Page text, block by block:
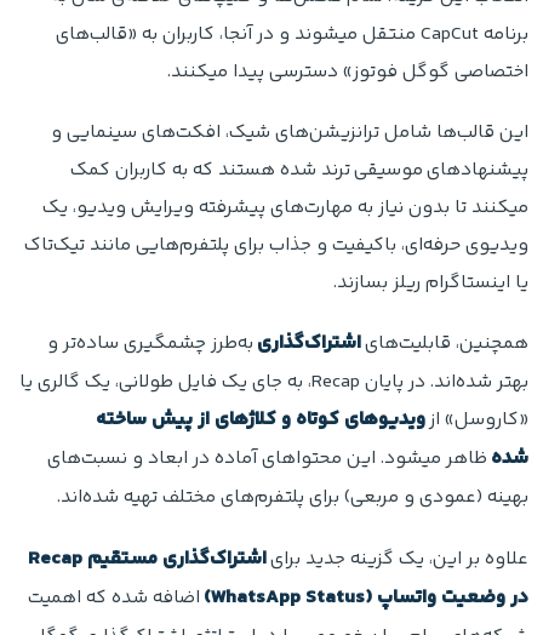
برنامه CapCut منتقل میشوند و در آنجا، کاربران به «قالب‌های
اختصاصی گوگل فوتوز» دسترسی پیدا میکنند.
این قالب‌ها شامل ترانزیشن‌های شیک، افکت‌های سینمایی و
پیشنهادهای موسیقی ترند شده هستند که به کاربران کمک
میکنند تا بدون نیاز به مهارت‌های پیشرفته ویرایش ویدیو، یک
ویدیوی حرفه‌ای، باکیفیت و جذاب برای پلتفرم‌هایی مانند تیک‌تاک
یا اینستاگرام ریلز بسازند.
همچنین، قابلیت‌هایاشتراک‌گذاری به‌طرز چشمگیری ساده‌تر و
بهتر شده‌اند. در پایان Recap، به جای یک فایل طولانی، یک گالری یا
«کاروسل» ازویدیوهای کوتاه و کلاژهای از پیش ساخته
شده ظاهر میشود. این محتواهای آماده در ابعاد و نسبت‌های
بهینه (عمودی و مربعی) برای پلتفرم‌های مختلف تهیه شده‌اند.
علاوه بر این، یک گزینه جدید برای
اشتراک‌گذاری مستقیم Recap
در وضعیت واتساپ (WhatsApp Status)
اضافه شده که اهمیت